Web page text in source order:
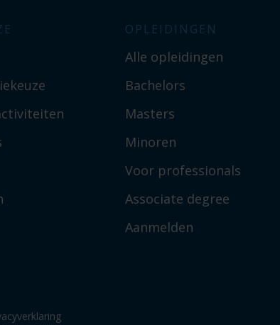
OPLEIDINGEN
Alle opleidingen
Bachelors
Masters
Minoren
Voor professionals
Associate degree
Aanmelden